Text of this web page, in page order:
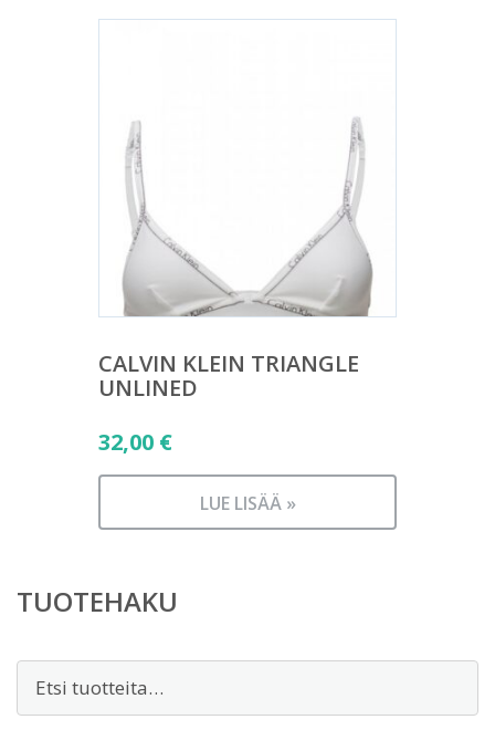
CALVIN KLEIN TRIANGLE
UNLINED
32,00 €
LUE LISÄÄ »
TUOTEHAKU
Etsi: